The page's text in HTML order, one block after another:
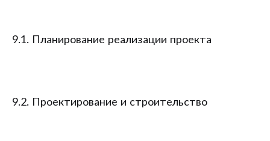
9.1. Планирование реализации проекта
9.2. Проектирование и строительство